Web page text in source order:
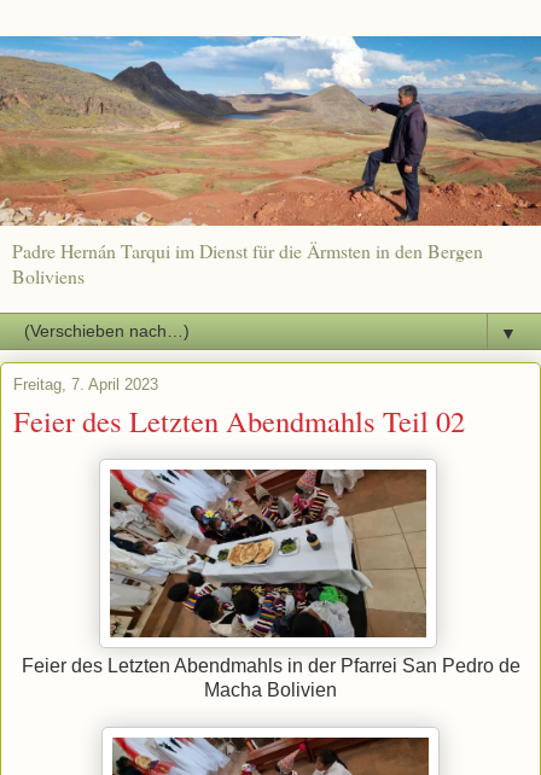
Padre Hernán Tarqui im Dienst für die Ärmsten in den Bergen
Boliviens
▼
Freitag, 7. April 2023
Feier des Letzten Abendmahls Teil 02
Feier des Letzten Abendmahls in der Pfarrei San Pedro de
Macha Bolivien